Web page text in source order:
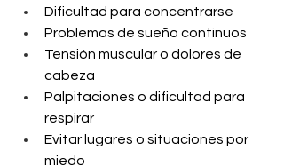
Dificultad para concentrarse
Problemas de sueño continuos
Tensión muscular o dolores de
cabeza
Palpitaciones o dificultad para
respirar
Evitar lugares o situaciones por
miedo